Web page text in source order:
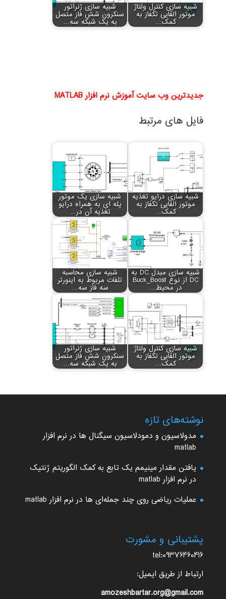
شبیه سازی کنترل ولتاژ
موتور القایی تکفاز به
کمک…
شبیه سازی ژنراتور
سنکرون شش فاز متصل
به یک شبکه سه…
جدیدترین وب سایت آموزش نرم افزار MATLAB
فایل های مرتبط
شبیه سازی درایو تغذیه
موتور القایی تکفاز به
کمک…
شبیه سازی یک موتور
پله ای به همراه درایو
تغذیه آن در…
شبیه سازی مبدل DC به
DC از نوع Buck_Boost
در محیط…
شبیه سازی محاسبه
تلفات مربوط به اینورتر
سه فاز سه…
شبیه سازی کنترل ولتاژ
موتور القایی تکفاز به
کمک…
شبیه سازی ژنراتور
سنکرون شش فاز متصل
به یک شبکه سه…
نوشته‌های تازه
مدولاسیون و دمودلاسیون سیگنال ها در نرم افزار
matlab
یافتن مقدار مینیمم یک تابع به کمک الگوریتم ژنتیک
در نرم افزار matlab
عملیات ریاضی روی چند جمله‌ای ها در نرم افزار matlab
پشتیبانی و مشورت
tel:09376460416
ارتباط از طریق ایمیل:
amozeshbartar.org@gmail.com